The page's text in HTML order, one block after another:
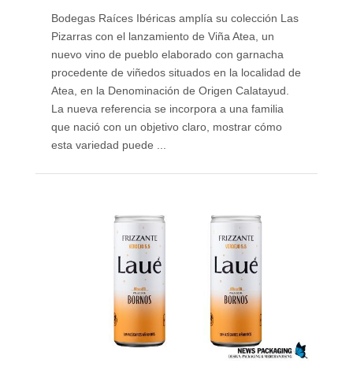
Bodegas Raíces Ibéricas amplía su colección Las
Pizarras con el lanzamiento de Viña Atea, un
nuevo vino de pueblo elaborado con garnacha
procedente de viñedos situados en la localidad de
Atea, en la Denominación de Origen Calatayud.
La nueva referencia se incorpora a una familia
que nació con un objetivo claro, mostrar cómo
esta variedad puede ...